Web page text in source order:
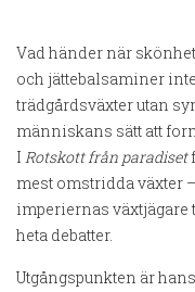
Vad händer när
och jättebalsaminer
trädgårdsväxter utan
människans sätt att
I Rotskott från paradiset
mest omstridda växter
imperiernas växtjägare
heta debatter.
Utgångspunkten är